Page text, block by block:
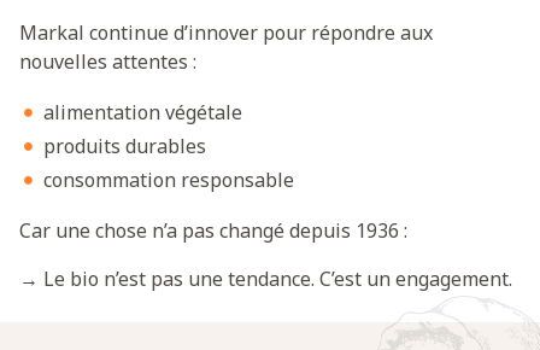
Markal continue d’innover pour répondre aux
nouvelles attentes :
alimentation végétale
produits durables
consommation responsable
Car une chose n’a pas changé depuis 1936 :
→ Le bio n’est pas une tendance. C’est un engagement.